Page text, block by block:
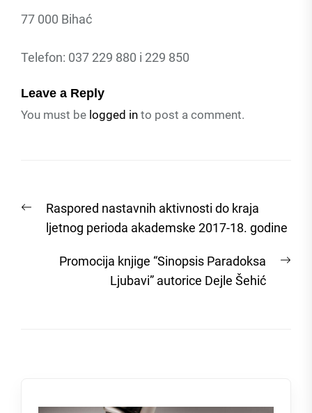
77 000 Bihać
Telefon: 037 229 880 i 229 850
Leave a Reply
You must be logged in to post a comment.
navigation
Previous
post:
Raspored nastavnih aktivnosti do kraja
ljetnog perioda akademske 2017-18. godine
Promocija knjige “Sinopsis Paradoksa
Ljubavi” autorice Dejle Šehić